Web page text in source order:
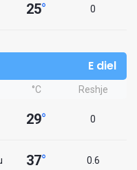
25° 0
E diel
°C Reshje
29° 0
37° 0.6